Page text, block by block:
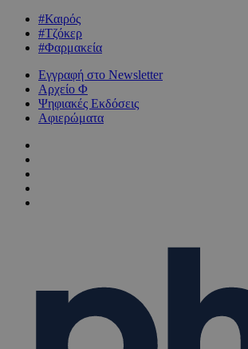
#Καιρός
#Τζόκερ
#Φαρμακεία
Εγγραφή στο Newsletter
Αρχείο Φ
Ψηφιακές Εκδόσεις
Αφιερώματα